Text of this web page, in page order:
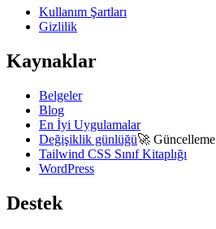
Kullanım Şartları
Gizlilik
Kaynaklar
Belgeler
Blog
En İyi Uygulamalar
Değişiklik günlüğü🚀 Güncelleme
Tailwind CSS Sınıf Kitaplığı
WordPress
Destek